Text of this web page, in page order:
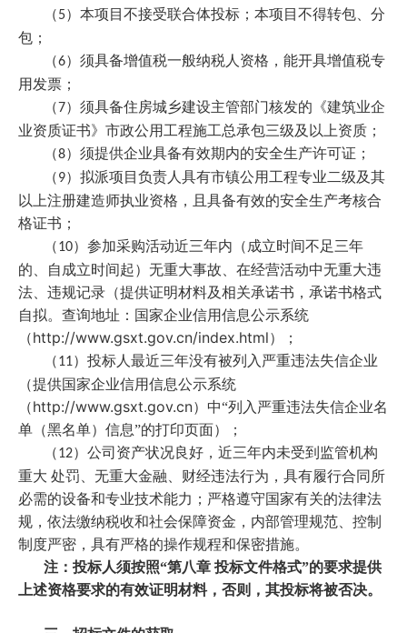
（5）本项目不接受联合体投标；本项目不得转包、分
包；
（6）须具备增值税一般纳税人资格，能开具增值税专
用发票；
（7）须具备住房城乡建设主管部门核发的《建筑业企
业资质证书》市政公用工程施工总承包三级及以上资质；
（8）须提供企业具备有效期内的安全生产许可证；
（9）拟派项目负责人具有市镇公用工程专业二级及其
以上注册建造师执业资格，且具备有效的安全生产考核合
格证书；
（10）参加采购活动近三年内（成立时间不足三年
的、自成立时间起）无重大事故、在经营活动中无重大违
法、违规记录（提供证明材料及相关承诺书，承诺书格式
自拟。查询地址：国家企业信用信息公示系统
（http://www.gsxt.gov.cn/index.html）；
（11）投标人最近三年没有被列入严重违法失信企业
（提供国家企业信用信息公示系统
（http://www.gsxt.gov.cn）中“列入严重违法失信企业名
单（黑名单）信息”的打印页面）；
（12）公司资产状况良好，近三年内未受到监管机构
重大 处罚、无重大金融、财经违法行为，具有履行合同所
必需的设备和专业技术能力；严格遵守国家有关的法律法
规，依法缴纳税收和社会保障资金，内部管理规范、控制
制度严密，具有严格的操作规程和保密措施。
注：投标人须按照“第八章 投标文件格式”的要求提供
上述资格要求的有效证明材料，否则，其投标将被否决。